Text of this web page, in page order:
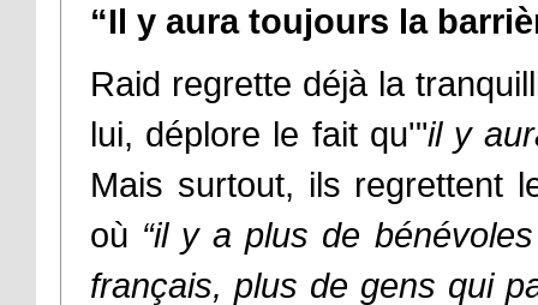
“Il y aura toujours la
Raid regrette déjà la
lui, déplore le fait qu'"il y
Mais surtout, ils regrettent
où “il y a plus de
français, plus de gens qui